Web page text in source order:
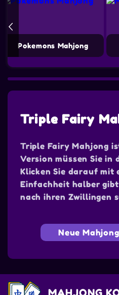
Pokemons Mahjong
Triple Fairy
Triple Fairy Mahjong
Version müssen Sie
Klicken Sie darauf
Einfachheit halber gibt
nach ihren Zwillingen
Neue